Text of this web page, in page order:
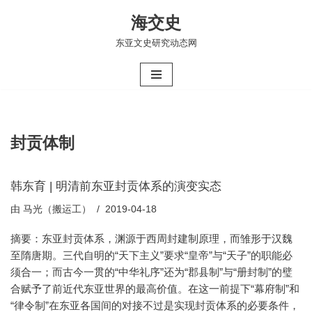
海交史
东亚文史研究动态网
封贡体制
韩东育 | 明清前东亚封贡体系的演变实态
由 马光（搬运工） 2019-04-18
摘要：东亚封贡体系，渊源于西周封建制原理，而雏形于汉魏
至隋唐期。三代自明的“天下主义”要求“皇帝”与“天子”的职能必
须合一；而古今一贯的“中华礼序”还为“郡县制”与“册封制”的璧
合赋予了前近代东亚世界的最高价值。在这一前提下“幕府制”和
“律令制”在东亚各国间的对接不过是实现封贡体系的必要条件，